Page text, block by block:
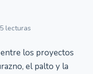
lecturas
los proyectos
el palto y la